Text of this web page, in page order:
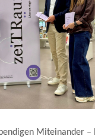
Miteinander –